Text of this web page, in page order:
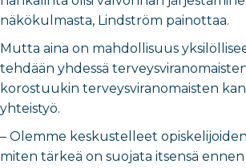
näkökulmasta, Lindström painottaa.
Mutta aina on mahdollisuus
tehdään yhdessä terveysviranomaisten
korostuukin terveysviranomaisten
yhteistyö.
– Olemme keskustelleet opiskelijoiden
miten tärkeä on suojata itsensä